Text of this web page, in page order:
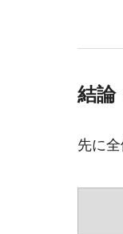
結論
先に全